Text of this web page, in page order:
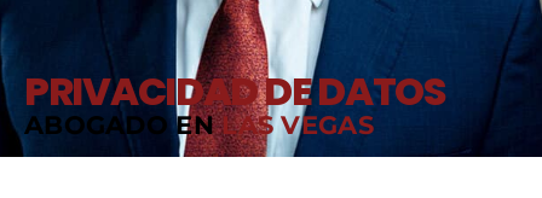
PRIVACIDAD DE DATOS
ABOGADO ENLAS VEGAS